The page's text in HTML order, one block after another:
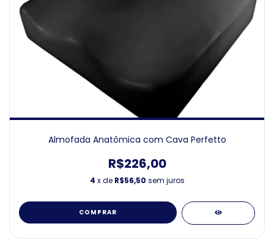
Almofada Anatômica com Cava Perfetto
R$226,00
4 x de R$56,50 sem juros
COMPRAR